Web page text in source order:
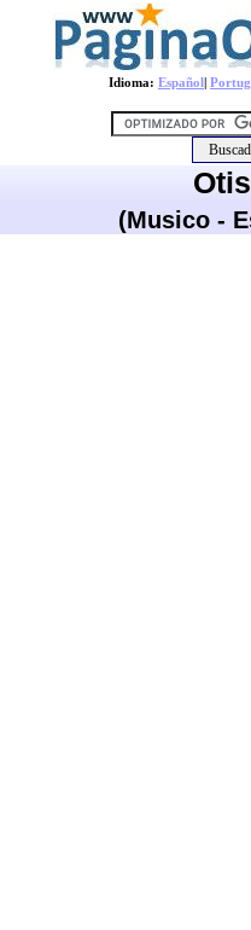
Idioma: Español|
(Musico -